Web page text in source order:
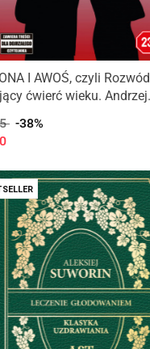
I AWOŚ, czyli Rozwód
ćwierć wieku. Andrzej
-38%